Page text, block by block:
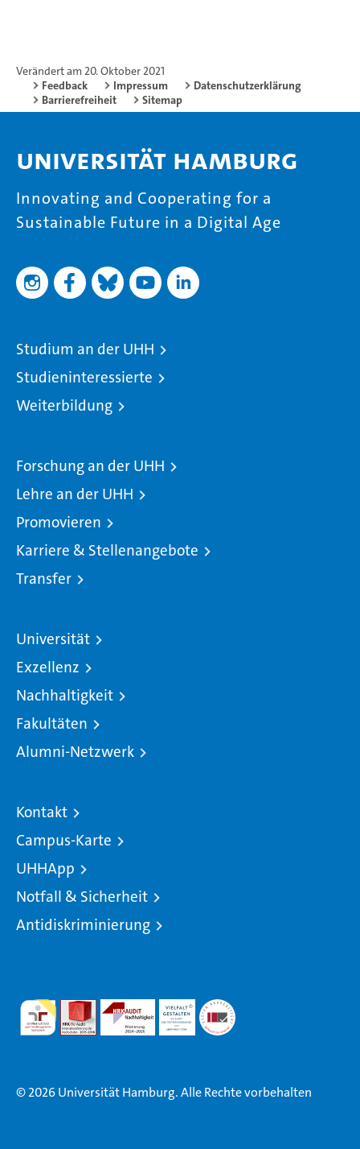
Verändert am 20. Oktober 2021
Feedback
Impressum
Datenschutzerklärung
Barrierefreiheit
Sitemap
Universität Hamburg
Innovating and Cooperating for a
Sustainable Future in a Digital Age
Studium an der UHH
Studieninteressierte
Weiterbildung
Forschung an der UHH
Lehre an der UHH
Promovieren
Karriere & Stellenangebote
Transfer
Universität
Exzellenz
Nachhaltigkeit
Fakultäten
Alumni-Netzwerk
Kontakt
Campus-Karte
UHHApp
Notfall & Sicherheit
Antidiskriminierung
© 2026 Universität Hamburg. Alle Rechte vorbehalten